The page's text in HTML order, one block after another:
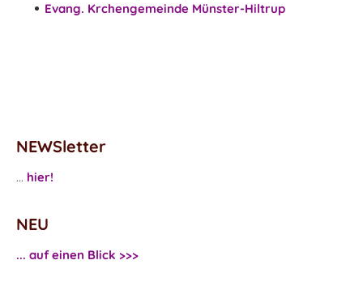
Evang. Krchengemeinde Münster-Hiltrup
NEWSletter
... hier!
NEU
... auf einen Blick >>>